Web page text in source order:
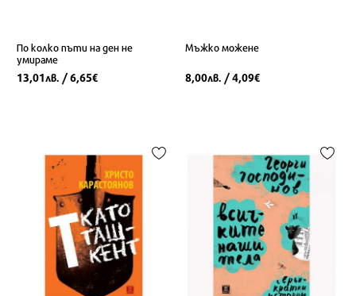
По колко пъти на ден не
умираме
13,01лв. / 6,65€
Мъжко можене
8,00лв. / 4,09€